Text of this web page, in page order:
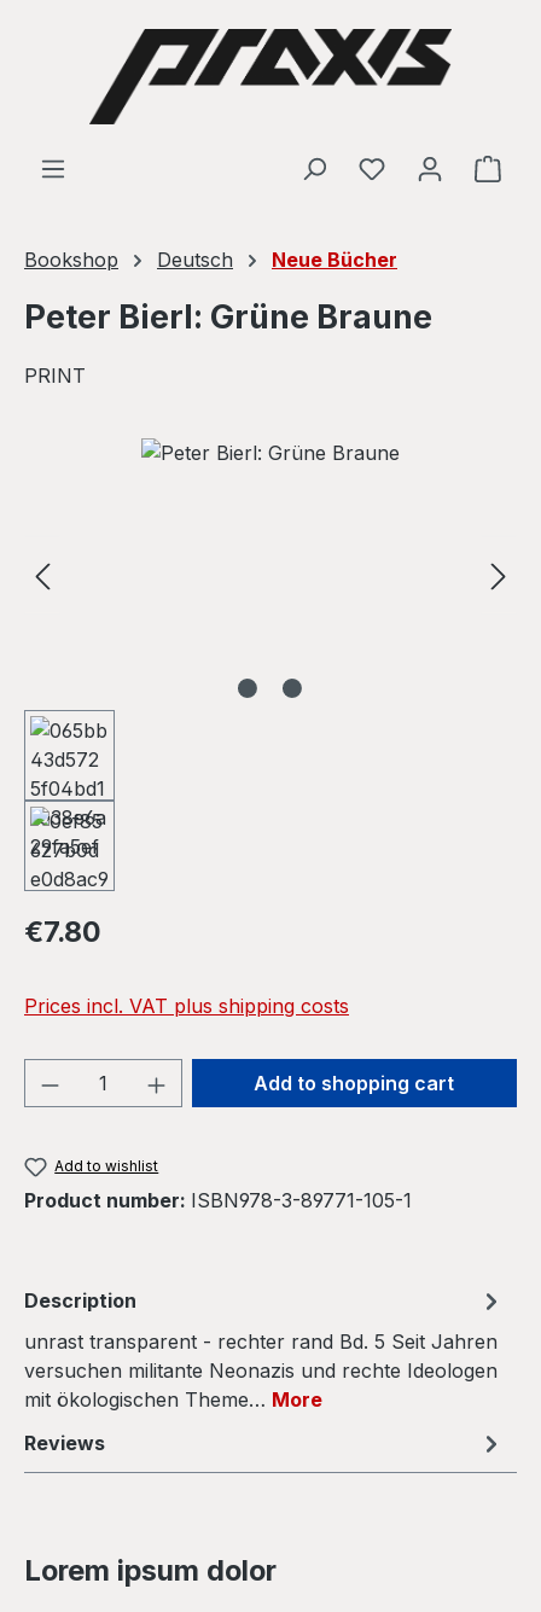
Skip to main content
Bookshop Deutsch Neue Bücher
Peter Bierl: Grüne Braune
PRINT
Skip image gallery
Regular price:
€7.80
Prices incl. VAT plus shipping costs
Product Quantity: Enter the desired
Add to shopping cart
Add to wishlist
Product number: ISBN978-3-89771-105-1
Description
unrast transparent - rechter rand Bd. 5 Seit Jahren
versuchen militante Neonazis und rechte Ideologen
mit ökologischen Theme… More
Reviews
Lorem ipsum dolor